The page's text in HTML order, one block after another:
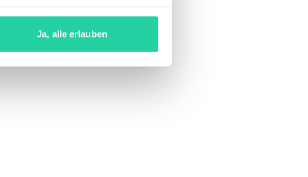
Ja, alle erlauben